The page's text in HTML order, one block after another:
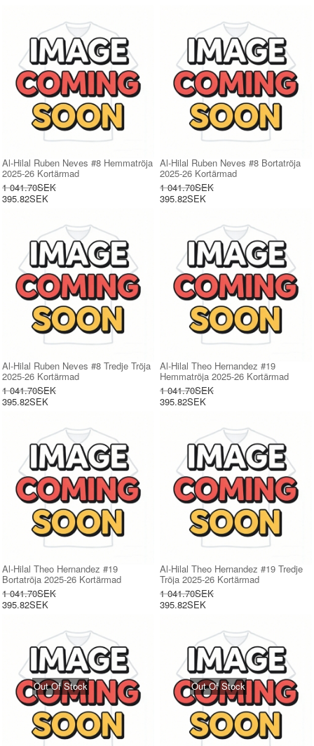
Al-Hilal Ruben Neves #8 Hemmatröja
2025-26 Kortärmad
1 041.70SEK
395.82SEK
Al-Hilal Ruben Neves #8 Bortatröja
2025-26 Kortärmad
1 041.70SEK
395.82SEK
Al-Hilal Ruben Neves #8 Tredje Tröja
2025-26 Kortärmad
1 041.70SEK
395.82SEK
Al-Hilal Theo Hernandez #19
Hemmatröja 2025-26 Kortärmad
1 041.70SEK
395.82SEK
Al-Hilal Theo Hernandez #19
Bortatröja 2025-26 Kortärmad
1 041.70SEK
395.82SEK
Al-Hilal Theo Hernandez #19 Tredje
Tröja 2025-26 Kortärmad
1 041.70SEK
395.82SEK
Out Of Stock Out Of Stock